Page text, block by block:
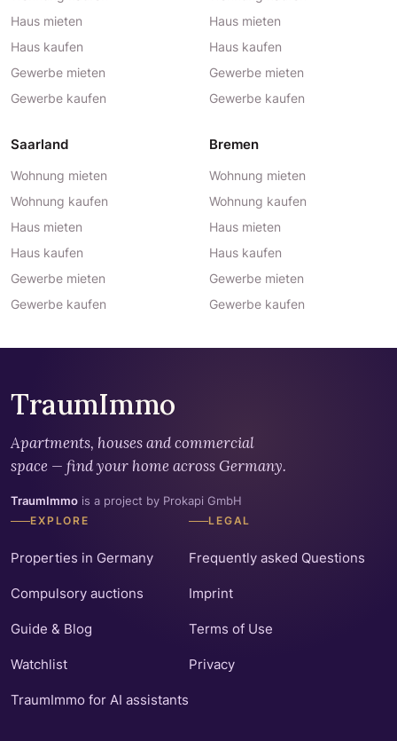
Haus mieten
Haus kaufen
Gewerbe mieten
Gewerbe kaufen
Haus mieten
Haus kaufen
Gewerbe mieten
Gewerbe kaufen
Saarland
Wohnung mieten
Wohnung kaufen
Haus mieten
Haus kaufen
Gewerbe mieten
Gewerbe kaufen
Bremen
Wohnung mieten
Wohnung kaufen
Haus mieten
Haus kaufen
Gewerbe mieten
Gewerbe kaufen
TraumImmo
Apartments, houses and commercial
space — find your home across Germany.
TraumImmo is a project by Prokapi GmbH
EXPLORE
Properties in Germany
Compulsory auctions
Guide & Blog
Watchlist
TraumImmo for AI assistants
LEGAL
Frequently asked Questions
Imprint
Terms of Use
Privacy